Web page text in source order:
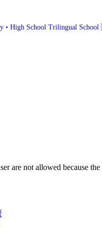
• High School Trilingual
are not allowed because